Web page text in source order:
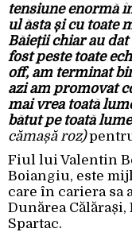
tensiune enormă
ul ăsta și cu toate
Băieții chiar au
fost peste toate
off, am terminat
azi am promovat
mai vrea toată
bătut pe toată
cămașă roz)
Fiul lui Valentin
Boiangiu, este
care în cariera sa
Dunărea
Spartac.